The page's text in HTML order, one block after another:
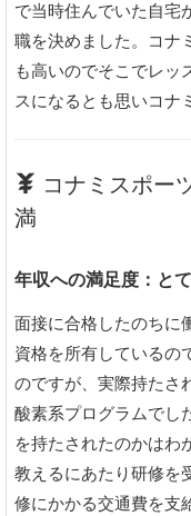
で当時住んでいた自宅
職を決めました。コナ
も高いのでそこでレッ
スになるとも思いコナ
コナミスポー
満
年収への満足度：と
面接に合格したのちに
資格を所有しているの
のですが、実際持たさ
酸素系プログラムでし
を持たされたのかはわ
教えるにあたり研修を
修にかかる交通費を支